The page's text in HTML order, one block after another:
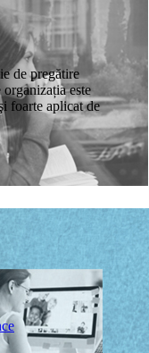
de pregătire
este
foarte aplicat de